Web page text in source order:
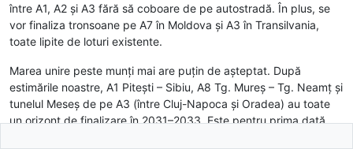
între A1, A2 și A3 fără să coboare de pe autostradă. În plus, se
vor finaliza tronsoane pe A7 în Moldova și A3 în Transilvania,
toate lipite de loturi existente.
Marea unire peste munți mai are puțin de așteptat. După
estimările noastre, A1 Pitești – Sibiu, A8 Tg. Mureș – Tg. Neamț și
tunelul Meseș de pe A3 (între Cluj-Napoca și Oradea) au toate
un orizont de finalizare în 2031–2033. Este pentru prima dată